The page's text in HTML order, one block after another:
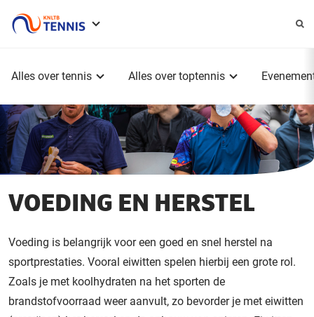
Alles over tennis Alles over toptennis
VOEDING EN HERSTEL
Voeding is belangrijk voor een goed en snel herstel na
sportprestaties. Vooral eiwitten spelen hierbij een grote rol.
Zoals je met koolhydraten na het sporten de
brandstofvoorraad weer aanvult, zo bevorder je met eiwitten